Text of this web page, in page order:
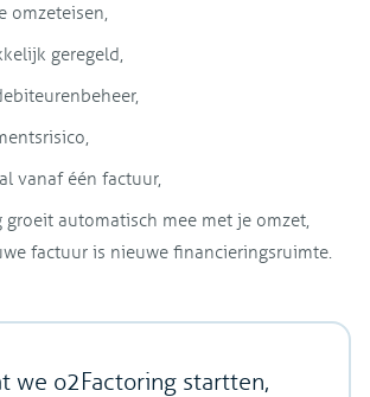
omzeteisen,
geregeld,
vanaf één factuur,
groeit automatisch mee met je omzet,
factuur is nieuwe financieringsruimte.
we o2Factoring startten,